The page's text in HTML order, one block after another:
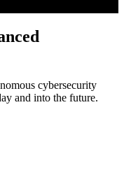
cybersecurity
and into the future.